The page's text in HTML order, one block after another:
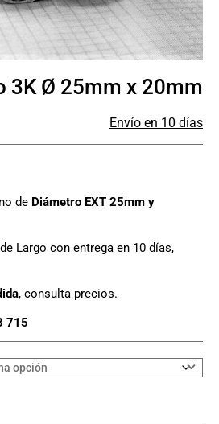
3K Ø 25mm x 20mm
Envío en 10 días
de Diámetro EXT 25mm y
Largo con entrega en 10 días,
, consulta precios.
715